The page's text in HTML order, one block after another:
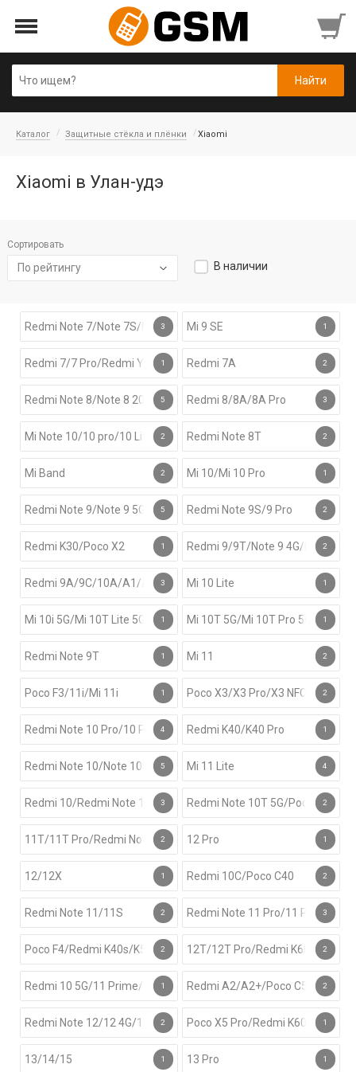
Каталог Защитные стёкла и плёнки Xiaomi
Xiaomi в Улан-удэ
Сортировать
По рейтингу В наличии
Redmi Note 7/Note 7S/Note 7 Pro
3 Mi 9 SE 1
Redmi 7/7 Pro/Redmi Y3 1 Redmi 7A 2
Redmi Note 8/Note 8 2021 5 Redmi 8/8A/8A Pro 3
Mi Note 10/10 pro/10 Lite/CC9 Pro
2 Redmi Note 8T 2
Mi Band 2 Mi 10/Mi 10 Pro 1
Redmi Note 9/Note 9 5G/Redmi 10X 4G
5 Redmi Note 9S/9 Pro 2
Redmi K30/Poco X2 1 Redmi 9/9T/Note 9 4G/Poco M2/
2
Redmi 9A/9C/10A/A1/A1+/Poco C3/C31/M5
3 Mi 10 Lite 1
Mi 10i 5G/Mi 10T Lite 5G/Redmi Note 9 Pro 5G
1 Mi 10T 5G/Mi 10T Pro 5G/Redmi
1
Redmi Note 9T 1 Mi 11 2
Poco F3/11i/Mi 11i 1 Poco X3/X3 Pro/X3 NFC 2
Redmi Note 10 Pro/10 Pro Max
4 Redmi K40/K40 Pro 1
Redmi Note 10/Note 10S/K70E/Turbo 3/Poco X6 Pro 4G/M5s
5 Mi 11 Lite 4
Redmi 10/Redmi Note 10 5G/Poco M3 Pro
3 Redmi Note 10T 5G/Poco M3 Pro
2
11T/11T Pro/Redmi Note 11 Pro 5G
2 12 Pro 1
12/12X 1 Redmi 10C/Poco C40 2
Redmi Note 11/11S 2 Redmi Note 11 Pro/11 Pro 5G/
3
Poco F4/Redmi K40s/K50/Oppo F27/Reno 12F/12F 4G/Vivo
2 12T/12T Pro/Redmi K60E 2
Redmi 10 5G/11 Prime/11 Prime 5G/Note 11 4G/Note 11E/Note
1 Redmi A2/A2+/Poco C50/C51
2
Redmi Note 12/12 4G/12R/12R Pro/Poco X5
2 Poco X5 Pro/Redmi K60/K60 Pro
1
13/14/15 1 13 Pro 1